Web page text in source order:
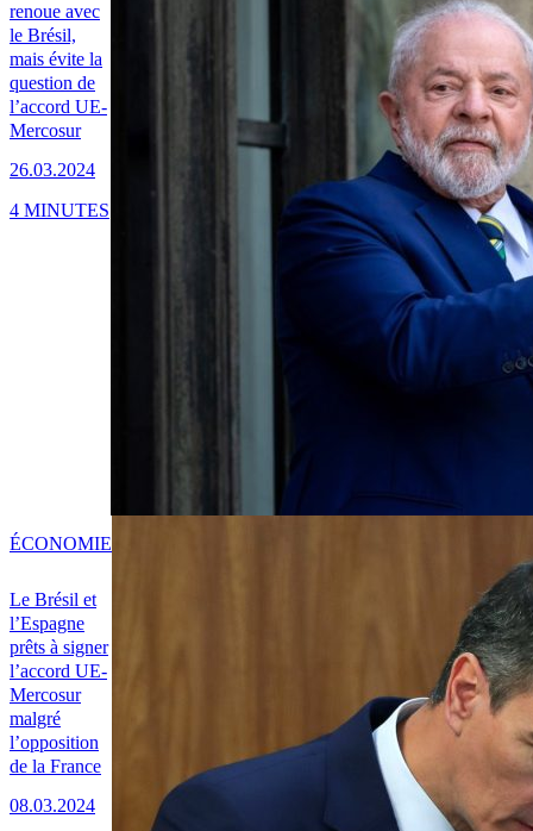
renoue avec
le Brésil,
mais évite la
question de
l’accord UE-
Mercosur
26.03.2024
4 MINUTES
Le Brésil et
l’Espagne
prêts à signer
l’accord UE-
Mercosur
malgré
l’opposition
de la France
08.03.2024
ÉCONOMIE